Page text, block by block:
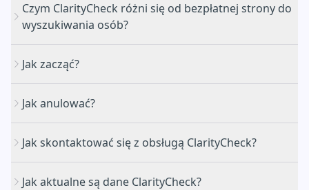
Czym ClarityCheck różni się od bezpłatnej strony do
wyszukiwania osób?
Jak zacząć?
Jak anulować?
Jak skontaktować się z obsługą ClarityCheck?
Jak aktualne są dane ClarityCheck?